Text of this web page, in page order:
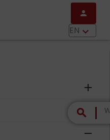
Skip to main content
person
EN keyboard_arrow_down
search
add
add
remove